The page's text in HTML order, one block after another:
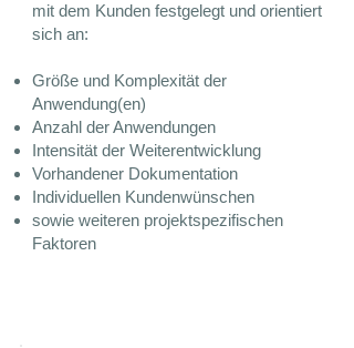
mit dem Kunden festgelegt und orientiert
sich an:
Größe und Komplexität der
Anwendung(en)
Anzahl der Anwendungen
Intensität der Weiterentwicklung
Vorhandener Dokumentation
Individuellen Kundenwünschen
sowie weiteren projektspezifischen
Faktoren